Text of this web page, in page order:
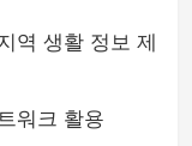
역 생활 정보 제
워크 활용